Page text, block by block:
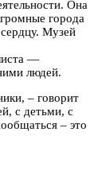
Она
города
Музей
—
людей.
– говорит
с детьми, с
– это